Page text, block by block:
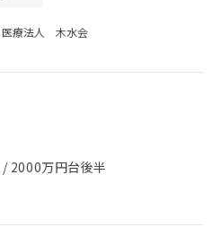
医療法人 木水会
2000万円台後半